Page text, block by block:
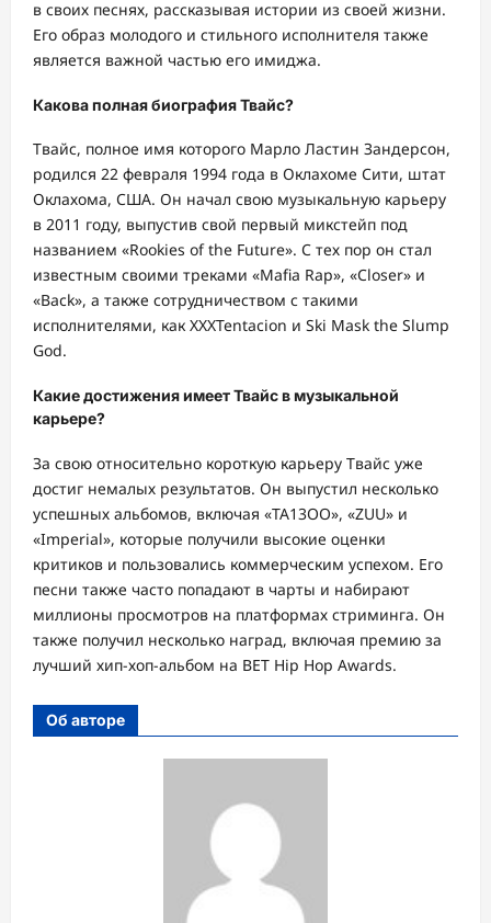
в своих песнях, рассказывая истории из своей жизни.
Его образ молодого и стильного исполнителя также
является важной частью его имиджа.
Какова полная биография Твайс?
Твайс, полное имя которого Марло Ластин Зандерсон,
родился 22 февраля 1994 года в Оклахоме Сити, штат
Оклахома, США. Он начал свою музыкальную карьеру
в 2011 году, выпустив свой первый микстейп под
названием «Rookies of the Future». С тех пор он стал
известным своими треками «Mafia Rap», «Closer» и
«Back», а также сотрудничеством с такими
исполнителями, как XXXTentacion и Ski Mask the Slump
God.
Какие достижения имеет Твайс в музыкальной
карьере?
За свою относительно короткую карьеру Твайс уже
достиг немалых результатов. Он выпустил несколько
успешных альбомов, включая «TA13OO», «ZUU» и
«Imperial», которые получили высокие оценки
критиков и пользовались коммерческим успехом. Его
песни также часто попадают в чарты и набирают
миллионы просмотров на платформах стриминга. Он
также получил несколько наград, включая премию за
лучший хип-хоп-альбом на BET Hip Hop Awards.
Об авторе